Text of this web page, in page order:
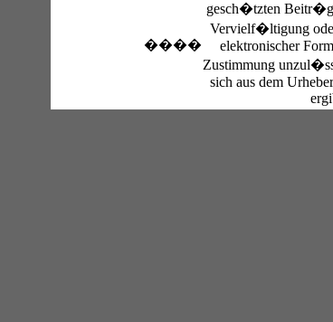
����
gesch�tzten
Vervielf�ltigung
elektronischer
Zustimmung
sich aus dem